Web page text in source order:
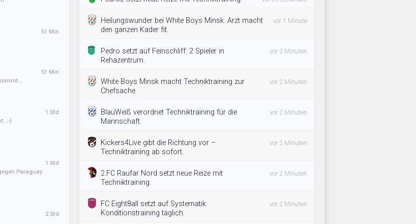
51 Min
51 Min
;-)
1 Std
Paraguay
1 Std
2 Std
Heilungswunder bei White Boys Minsk: Arzt macht
den ganzen Kader fit.
vor 1 Minute
Pedro setzt auf Feinschliff: 2 Spieler in
Rehazentrum.
vor 2 Minuten
White Boys Minsk macht Techniktraining zur
Chefsache.
vor 2 Minuten
BlauWeiß verordnet Techniktraining für die
Mannschaft.
vor 2 Minuten
Kickers4Live gibt die Richtung vor –
Techniktraining ab sofort.
vor 2 Minuten
2.FC Raufar Nord setzt neue Reize mit
Techniktraining.
vor 2 Minuten
FC Eight8all setzt auf Systematik:
Konditionstraining täglich.
vor 2 Minuten